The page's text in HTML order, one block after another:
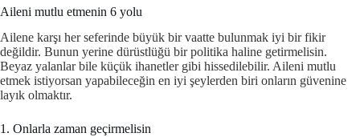
Aileni mutlu etmenin 6 yolu
Ailene karşı her seferinde büyük bir vaatte bulunmak iyi bir fikir
değildir. Bunun yerine dürüstlüğü bir politika haline getirmelisin.
Beyaz yalanlar bile küçük ihanetler gibi hissedilebilir. Aileni mutlu
etmek istiyorsan yapabileceğin en iyi şeylerden biri onların güvenine
layık olmaktır.
1. Onlarla zaman geçirmelisin